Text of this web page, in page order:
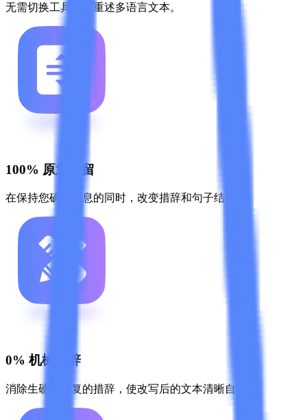
无需切换工具即可重述多语言文本。
100% 原意保留
在保持您确切信息的同时，改变措辞和句子结构。
0% 机械措辞
消除生硬、重复的措辞，使改写后的文本清晰自然。